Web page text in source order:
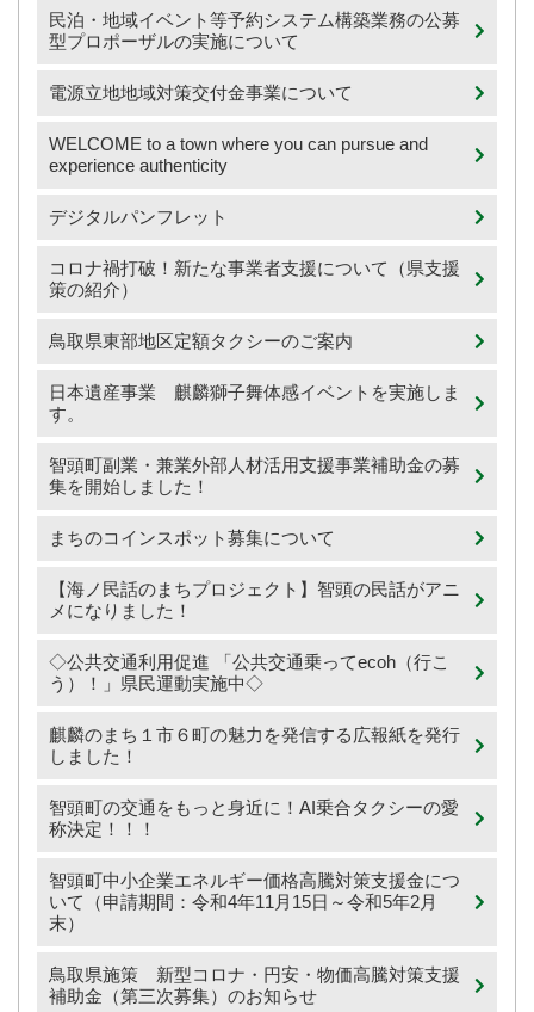
民泊・地域イベント等予約システム構築業務の公募
型プロポーザルの実施について
電源立地地域対策交付金事業について
WELCOME to a town where you can pursue and
experience authenticity
デジタルパンフレット
コロナ禍打破！新たな事業者支援について（県支援
策の紹介）
鳥取県東部地区定額タクシーのご案内
日本遺産事業 麒麟獅子舞体感イベントを実施しま
す。
智頭町副業・兼業外部人材活用支援事業補助金の募
集を開始しました！
まちのコインスポット募集について
【海ノ民話のまちプロジェクト】智頭の民話がアニ
メになりました！
◇公共交通利用促進 「公共交通乗ってecoh（行こ
う）！」県民運動実施中◇
麒麟のまち１市６町の魅力を発信する広報紙を発行
しました！
智頭町の交通をもっと身近に！AI乗合タクシーの愛
称決定！！！
智頭町中小企業エネルギー価格高騰対策支援金につ
いて（申請期間：令和4年11月15日～令和5年2月
末）
鳥取県施策 新型コロナ・円安・物価高騰対策支援
補助金（第三次募集）のお知らせ